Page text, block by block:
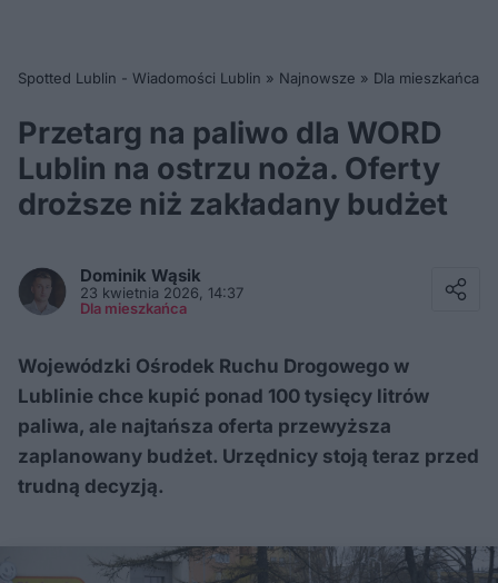
Spotted Lublin - Wiadomości Lublin » Najnowsze » Dla mieszkańca
Przetarg na paliwo dla WORD
Lublin na ostrzu noża. Oferty
droższe niż zakładany budżet
Dominik Wąsik
23 kwietnia 2026, 14:37
Dla mieszkańca
Wojewódzki Ośrodek Ruchu Drogowego w
Lublinie chce kupić ponad 100 tysięcy litrów
paliwa, ale najtańsza oferta przewyższa
zaplanowany budżet. Urzędnicy stoją teraz przed
trudną decyzją.